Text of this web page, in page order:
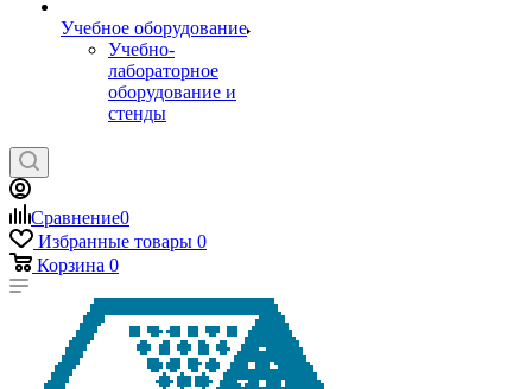
Учебное оборудование
Учебно-
лабораторное
оборудование и
стенды
Сравнение0
Избранные товары 0
Корзина 0